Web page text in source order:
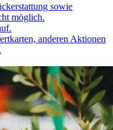
sowie
möglich.
anderen Aktionen